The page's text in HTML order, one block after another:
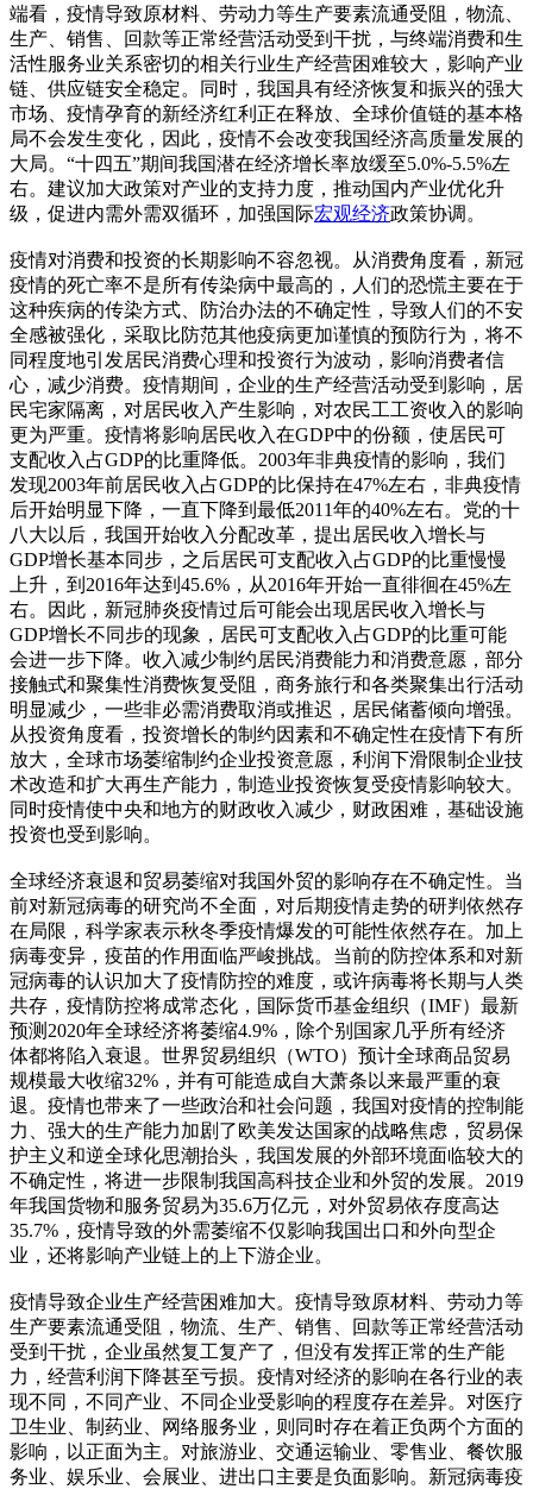
端看，疫情导致原材料、劳动力等生产要素流通受阻，物流、
生产、销售、回款等正常经营活动受到干扰，与终端消费和生
活性服务业关系密切的相关行业生产经营困难较大，影响产业
链、供应链安全稳定。同时，我国具有经济恢复和振兴的强大
市场、疫情孕育的新经济红利正在释放、全球价值链的基本格
局不会发生变化，因此，疫情不会改变我国经济高质量发展的
大局。“十四五”期间我国潜在经济增长率放缓至5.0%-5.5%左
右。建议加大政策对产业的支持力度，推动国内产业优化升
级，促进内需外需双循环，加强国际宏观经济政策协调。
疫情对消费和投资的长期影响不容忽视。从消费角度看，新冠
疫情的死亡率不是所有传染病中最高的，人们的恐慌主要在于
这种疾病的传染方式、防治办法的不确定性，导致人们的不安
全感被强化，采取比防范其他疫病更加谨慎的预防行为，将不
同程度地引发居民消费心理和投资行为波动，影响消费者信
心，减少消费。疫情期间，企业的生产经营活动受到影响，居
民宅家隔离，对居民收入产生影响，对农民工工资收入的影响
更为严重。疫情将影响居民收入在GDP中的份额，使居民可
支配收入占GDP的比重降低。2003年非典疫情的影响，我们
发现2003年前居民收入占GDP的比保持在47%左右，非典疫情
后开始明显下降，一直下降到最低2011年的40%左右。党的十
八大以后，我国开始收入分配改革，提出居民收入增长与
GDP增长基本同步，之后居民可支配收入占GDP的比重慢慢
上升，到2016年达到45.6%，从2016年开始一直徘徊在45%左
右。因此，新冠肺炎疫情过后可能会出现居民收入增长与
GDP增长不同步的现象，居民可支配收入占GDP的比重可能
会进一步下降。收入减少制约居民消费能力和消费意愿，部分
接触式和聚集性消费恢复受阻，商务旅行和各类聚集出行活动
明显减少，一些非必需消费取消或推迟，居民储蓄倾向增强。
从投资角度看，投资增长的制约因素和不确定性在疫情下有所
放大，全球市场萎缩制约企业投资意愿，利润下滑限制企业技
术改造和扩大再生产能力，制造业投资恢复受疫情影响较大。
同时疫情使中央和地方的财政收入减少，财政困难，基础设施
投资也受到影响。
全球经济衰退和贸易萎缩对我国外贸的影响存在不确定性。当
前对新冠病毒的研究尚不全面，对后期疫情走势的研判依然存
在局限，科学家表示秋冬季疫情爆发的可能性依然存在。加上
病毒变异，疫苗的作用面临严峻挑战。当前的防控体系和对新
冠病毒的认识加大了疫情防控的难度，或许病毒将长期与人类
共存，疫情防控将成常态化，国际货币基金组织（IMF）最新
预测2020年全球经济将萎缩4.9%，除个别国家几乎所有经济
体都将陷入衰退。世界贸易组织（WTO）预计全球商品贸易
规模最大收缩32%，并有可能造成自大萧条以来最严重的衰
退。疫情也带来了一些政治和社会问题，我国对疫情的控制能
力、强大的生产能力加剧了欧美发达国家的战略焦虑，贸易保
护主义和逆全球化思潮抬头，我国发展的外部环境面临较大的
不确定性，将进一步限制我国高科技企业和外贸的发展。2019
年我国货物和服务贸易为35.6万亿元，对外贸易依存度高达
35.7%，疫情导致的外需萎缩不仅影响我国出口和外向型企
业，还将影响产业链上的上下游企业。
疫情导致企业生产经营困难加大。疫情导致原材料、劳动力等
生产要素流通受阻，物流、生产、销售、回款等正常经营活动
受到干扰，企业虽然复工复产了，但没有发挥正常的生产能
力，经营利润下降甚至亏损。疫情对经济的影响在各行业的表
现不同，不同产业、不同企业受影响的程度存在差异。对医疗
卫生业、制药业、网络服务业，则同时存在着正负两个方面的
影响，以正面为主。对旅游业、交通运输业、零售业、餐饮服
务业、娱乐业、会展业、进出口主要是负面影响。新冠病毒疫